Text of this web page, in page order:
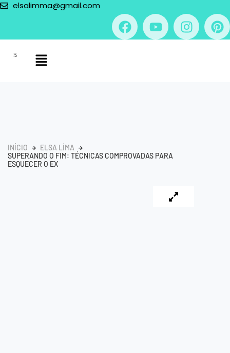
elsalimma@gmail.com
INÍCIO
ELSA LÍMA
SUPERANDO O FIM: TÉCNICAS COMPROVADAS PARA
ESQUECER O EX